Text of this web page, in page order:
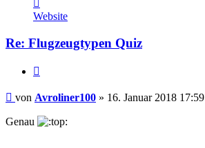
von
Avroliner100
Website
Re: Flugzeugtypen Quiz
Beitrag
von Avroliner100 » 16. Januar 2018 17:59
Genau